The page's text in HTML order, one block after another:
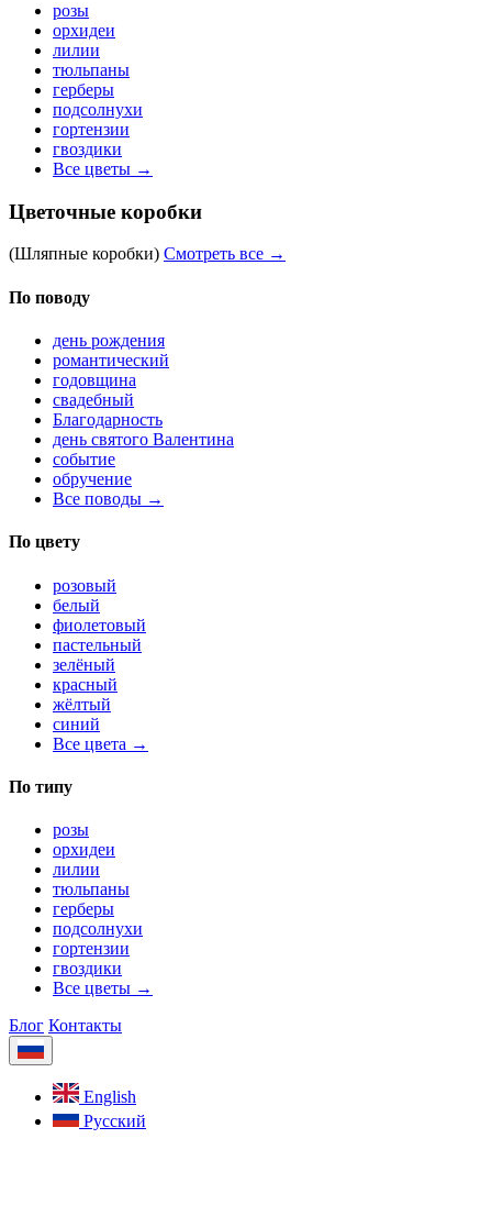
розы
орхидеи
лилии
тюльпаны
герберы
подсолнухи
гортензии
гвоздики
Все цветы →
Цветочные коробки
(Шляпные коробки) Смотреть все →
По поводу
день рождения
романтический
годовщина
свадебный
Благодарность
день святого Валентина
событие
обручение
Все поводы →
По цвету
розовый
белый
фиолетовый
пастельный
зелёный
красный
жёлтый
синий
Все цвета →
По типу
розы
орхидеи
лилии
тюльпаны
герберы
подсолнухи
гортензии
гвоздики
Все цветы →
Блог Контакты
English
Русский